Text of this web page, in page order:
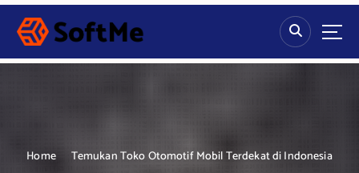
S
p
Home Temukan Toko Otomotif Mobil Terdekat di Indonesia